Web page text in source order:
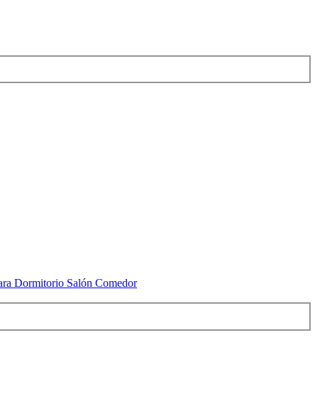
Dormitorio Salón Comedor